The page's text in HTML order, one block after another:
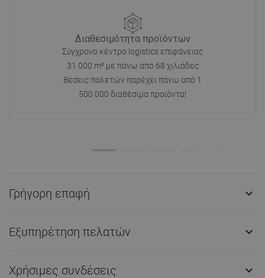
Διαθεσιμότητα προϊόντων
Σύγχρονο κέντρο logistics επιφάνειας
31 000 m² με πάνω από 68 χιλιάδες
θέσεις παλετών παρέχει πάνω από 1
500 000 διαθέσιμα προϊόντα!
Γρήγορη επαφή 
Εξυπηρέτηση πελατών 
Χρήσιμες συνδέσεις 